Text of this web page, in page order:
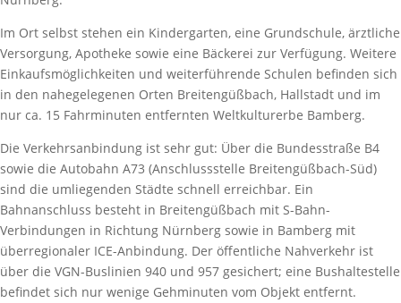
Im Ort selbst stehen ein Kindergarten, eine Grundschule, ärztliche
Versorgung, Apotheke sowie eine Bäckerei zur Verfügung. Weitere
Einkaufsmöglichkeiten und weiterführende Schulen befinden sich
in den nahegelegenen Orten Breitengüßbach, Hallstadt und im
nur ca. 15 Fahrminuten entfernten Weltkulturerbe Bamberg.
Die Verkehrsanbindung ist sehr gut: Über die Bundesstraße B4
sowie die Autobahn A73 (Anschlussstelle Breitengüßbach-Süd)
sind die umliegenden Städte schnell erreichbar. Ein
Bahnanschluss besteht in Breitengüßbach mit S-Bahn-
Verbindungen in Richtung Nürnberg sowie in Bamberg mit
überregionaler ICE-Anbindung. Der öffentliche Nahverkehr ist
über die VGN-Buslinien 940 und 957 gesichert; eine Bushaltestelle
befindet sich nur wenige Gehminuten vom Objekt entfernt.